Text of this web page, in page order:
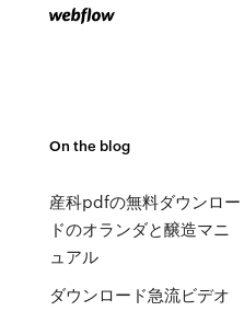
On the blog
産科pdfの無料ダウンロー
ドのオランダと醸造マニ
ュアル
ダウンロード急流ビデオ